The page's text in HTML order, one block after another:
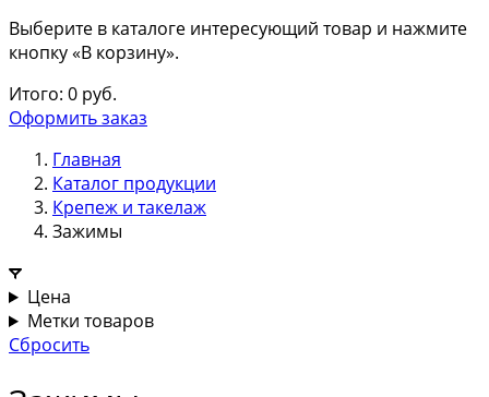
Выберите в каталоге интересующий товар и нажмите
кнопку «В корзину».
Итого: 0 руб.
Оформить заказ
Главная
Каталог продукции
Крепеж и такелаж
Зажимы
Цена
Метки товаров
Сбросить